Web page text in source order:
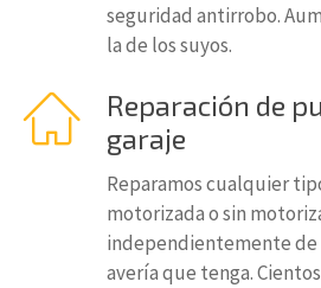
seguridad antirrobo.
la de los suyos.
Reparación de
garaje
Reparamos cualquier
motorizada o sin
independientemente de
avería que tenga.